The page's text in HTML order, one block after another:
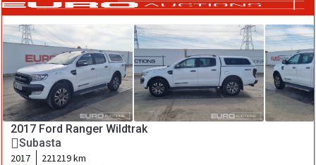
2017 Ford Ranger Wildtrak
Subasta
2017
221219 km